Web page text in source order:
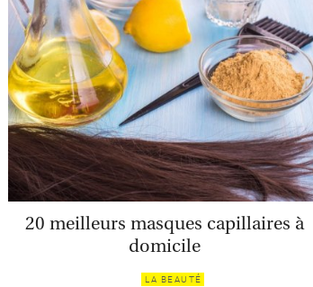
20 meilleurs masques capillaires à
domicile
LA BEAUTÉ